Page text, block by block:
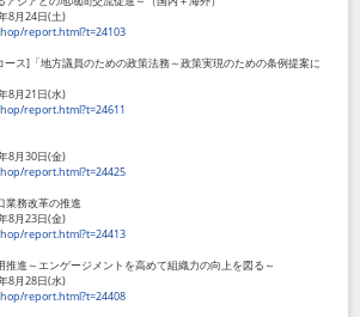
8月24日(土)
report.html?t=24103
ース] 「地方議員のための政策法務～政策実現のための条例提案に
8月21日(水)
report.html?t=24611
8月30日(金)
report.html?t=24425
業務改革の推進
8月23日(金)
report.html?t=24413
進～エンゲージメントを高めて組織力の向上を図る～
8月28日(水)
report.html?t=24408